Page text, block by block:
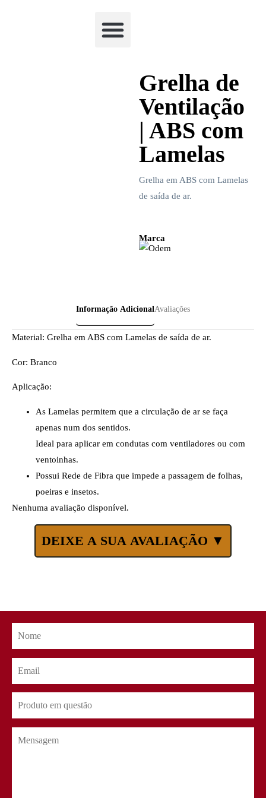
Grelha de
Ventilação
| ABS com
Lamelas
Grelha em ABS com Lamelas
de saída de ar.
Marca
Informação AdicionalAvaliações
Material: Grelha em ABS com Lamelas de saída de ar.
Cor: Branco
Aplicação:
As Lamelas permitem que a circulação de ar se faça
apenas num dos sentidos.
Ideal para aplicar em condutas com ventiladores ou com
ventoinhas.
Possui Rede de Fibra que impede a passagem de folhas,
poeiras e insetos.
Nenhuma avaliação disponível.
DEIXE A SUA AVALIAÇÃO ▼